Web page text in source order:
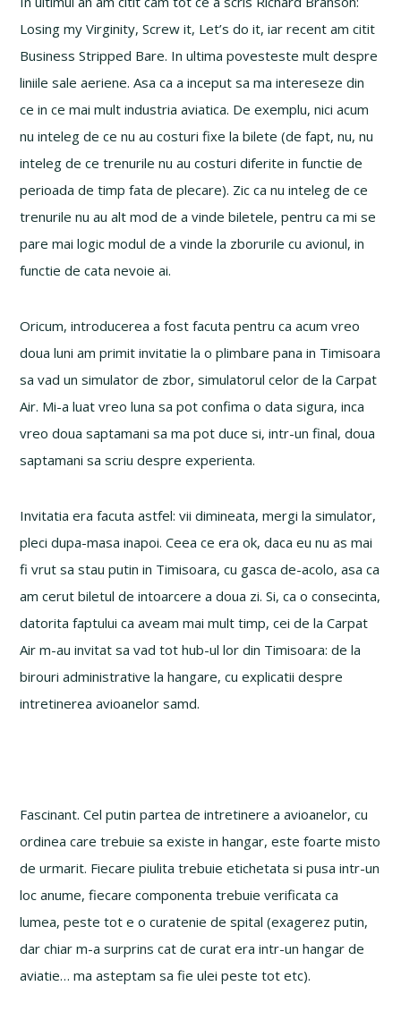
Losing my Virginity, Screw it, Let’s do it, iar recent am citit
Business Stripped Bare. In ultima povesteste mult despre
liniile sale aeriene. Asa ca a inceput sa ma intereseze din
ce in ce mai mult industria aviatica. De exemplu, nici acum
nu inteleg de ce nu au costuri fixe la bilete (de fapt, nu, nu
inteleg de ce trenurile nu au costuri diferite in functie de
perioada de timp fata de plecare). Zic ca nu inteleg de ce
trenurile nu au alt mod de a vinde biletele, pentru ca mi se
pare mai logic modul de a vinde la zborurile cu avionul, in
functie de cata nevoie ai.
Oricum, introducerea a fost facuta pentru ca acum vreo
doua luni am primit invitatie la o plimbare pana in Timisoara
sa vad un simulator de zbor, simulatorul celor de la Carpat
Air. Mi-a luat vreo luna sa pot confima o data sigura, inca
vreo doua saptamani sa ma pot duce si, intr-un final, doua
saptamani sa scriu despre experienta.
Invitatia era facuta astfel: vii dimineata, mergi la simulator,
pleci dupa-masa inapoi. Ceea ce era ok, daca eu nu as mai
fi vrut sa stau putin in Timisoara, cu gasca de-acolo, asa ca
am cerut biletul de intoarcere a doua zi. Si, ca o consecinta,
datorita faptului ca aveam mai mult timp, cei de la Carpat
Air m-au invitat sa vad tot hub-ul lor din Timisoara: de la
birouri administrative la hangare, cu explicatii despre
intretinerea avioanelor samd.
Fascinant. Cel putin partea de intretinere a avioanelor, cu
ordinea care trebuie sa existe in hangar, este foarte misto
de urmarit. Fiecare piulita trebuie etichetata si pusa intr-un
loc anume, fiecare componenta trebuie verificata ca
lumea, peste tot e o curatenie de spital (exagerez putin,
dar chiar m-a surprins cat de curat era intr-un hangar de
aviatie… ma asteptam sa fie ulei peste tot etc).